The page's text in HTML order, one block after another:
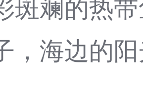
斑斓的热
，海边的